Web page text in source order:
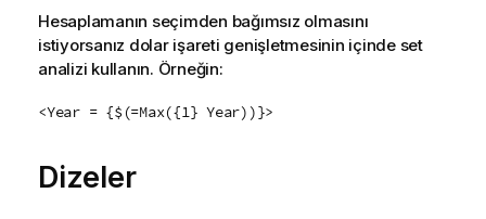
Hesaplamanın seçimden bağımsız olmasını
istiyorsanız dolar işareti genişletmesinin içinde set
analizi kullanın. Örneğin:
<Year = {$(=Max({1} Year))}>
Dizeler